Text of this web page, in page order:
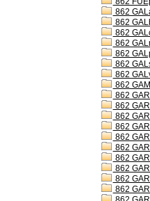
862
862
862
862
862
862
862
862
862
862
862
862
862
862
862
862
862
862